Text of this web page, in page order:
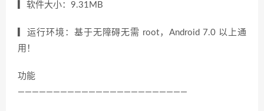
▎软件大小：9.31MB
▎运行环境：基于无障碍无需 root，Android 7.0 以上通
用！
功能
————————————————————————